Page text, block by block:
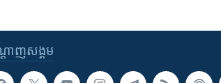
ាញ​សង្គម